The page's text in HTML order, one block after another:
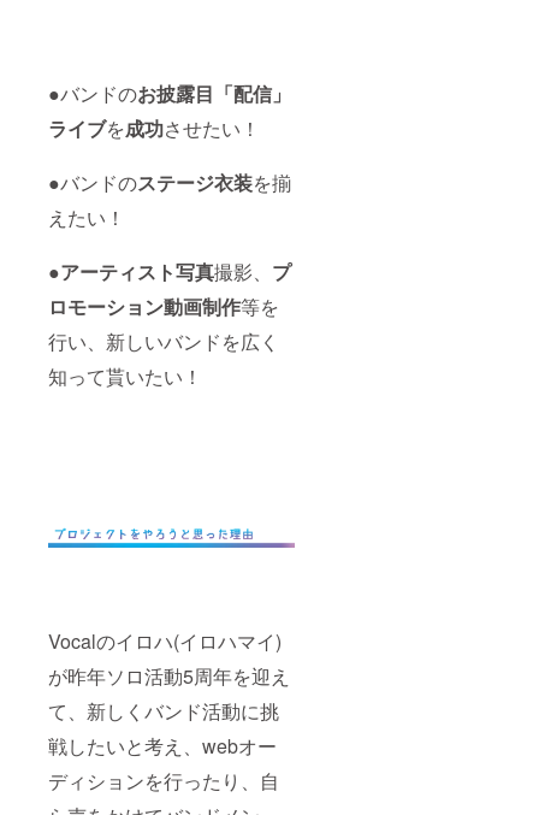
●バンドのお披露目「配信」
ライブを成功させたい！
●バンドのステージ衣装を揃
えたい！
●アーティスト写真撮影、 プ
ロモーション動画制作等を
行い、新しいバンドを広く
知って貰いたい！
Vocalのイロハ(イロハマイ)
が昨年ソロ活動5周年を迎え
て、新しくバンド活動に挑
戦したいと考え、webオー
ディションを行ったり、自